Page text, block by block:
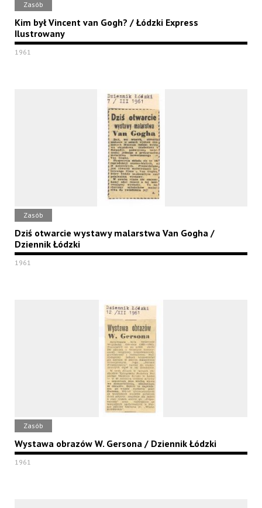
Zasób
Kim był Vincent van Gogh? / Łódzki Express
Ilustrowany
1961
Zasób
Dziś otwarcie wystawy malarstwa Van Gogha /
Dziennik Łódzki
1961
Zasób
Wystawa obrazów W. Gersona / Dziennik Łódzki
1961